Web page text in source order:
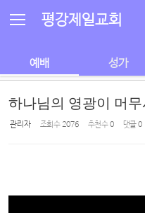
평강제일교회
예배 성가
하나님의 영광이 머
관리자 조회 수2076 추천 수0 댓글0